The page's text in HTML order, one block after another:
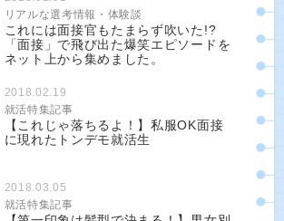
リアルな選考情報・体験談
これには面接官もたまらず吹いた!?
「面接」で飛び出た爆笑エピソードを
ネット上から集めました。
2018.02.19
就活特集記事
【これじゃ落ちるよ！】私服OK面接
に現れたトンデモ就活生
2018.03.05
就活特集記事